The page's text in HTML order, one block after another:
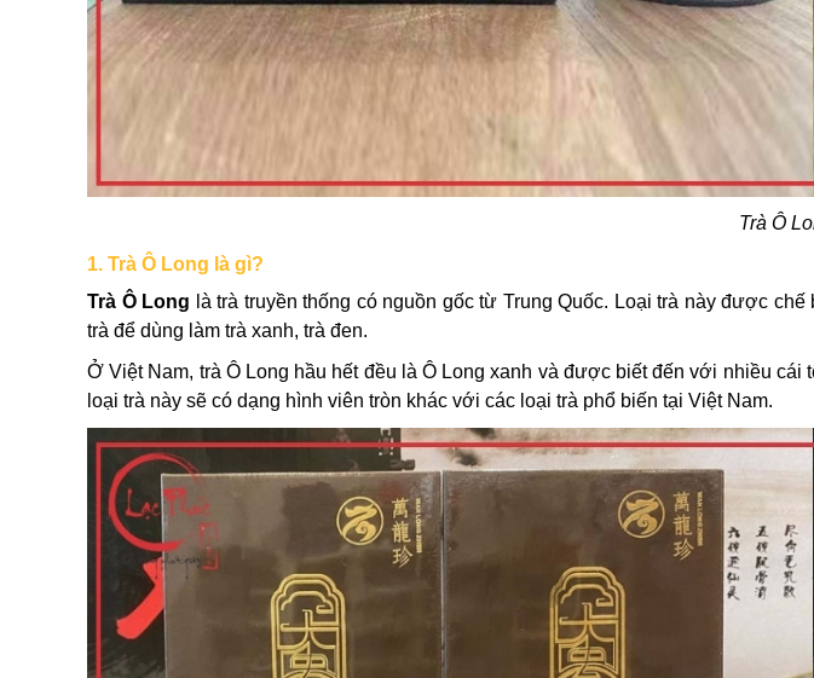
Trà Ô
1. Trà Ô Long là gì?
Trà Ô Long là trà truyền thống có nguồn gốc từ Trung Quốc. Loại trà này được
trà để dùng làm trà xanh, trà đen.
Ở Việt Nam, trà Ô Long hầu hết đều là Ô Long xanh và được biết đến với nhiều
loại trà này sẽ có dạng hình viên tròn khác với các loại trà phổ biến tại Việt Nam.